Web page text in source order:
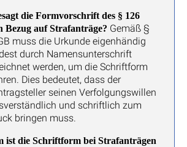
die Formvorschrift des § 126
Bezug auf Strafanträge? Gemäß §
muss die Urkunde eigenhändig
durch Namensunterschrift
werden, um die Schriftform
Dies bedeutet, dass der
seinen Verfolgungswillen
und schriftlich zum
bringen muss.
ist die Schriftform bei Strafanträgen